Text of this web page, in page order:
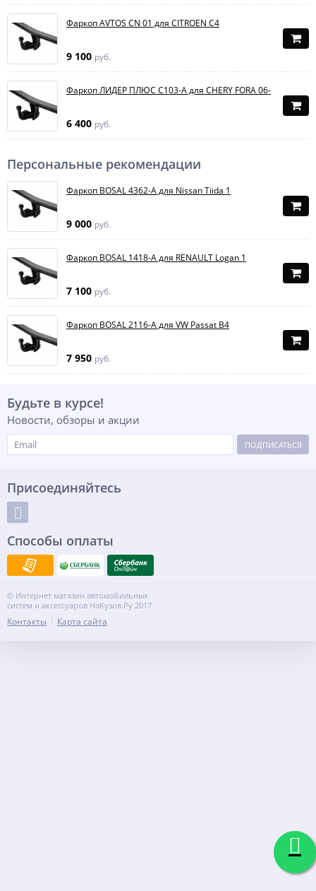
Фаркоп AVTOS CN 01 для CITROEN C4
9 100 руб.
Фаркоп ЛИДЕР ПЛЮС C103-A для CHERY FORA 06-
6 400 руб.
Персональные рекомендации
Фаркоп BOSAL 4362-A для Nissan Tiida 1
9 000 руб.
Фаркоп BOSAL 1418-A для RENAULT Logan 1
7 100 руб.
Фаркоп BOSAL 2116-A для VW Passat B4
7 950 руб.
Будьте в курсе!
Новости, обзоры и акции
ПОДПИСАТЬСЯ
Присоединяйтесь
Способы оплаты
© Интернет магазин автомобильных
систем и аксессуаров НаКузов.Ру 2017
Контакты Карта сайта